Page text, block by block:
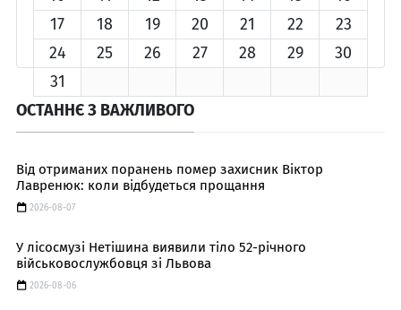
17
18 19 20 21 22
23
24
25 26 27 28 29
30
31
ОСТАННЄ З ВАЖЛИВОГО
Від отриманих поранень помер захисник Віктор
Лавренюк: коли відбудеться прощання
2026-08-07
У лісосмузі Нетішина виявили тіло 52-річного
військовослужбовця зі Львова
2026-08-06